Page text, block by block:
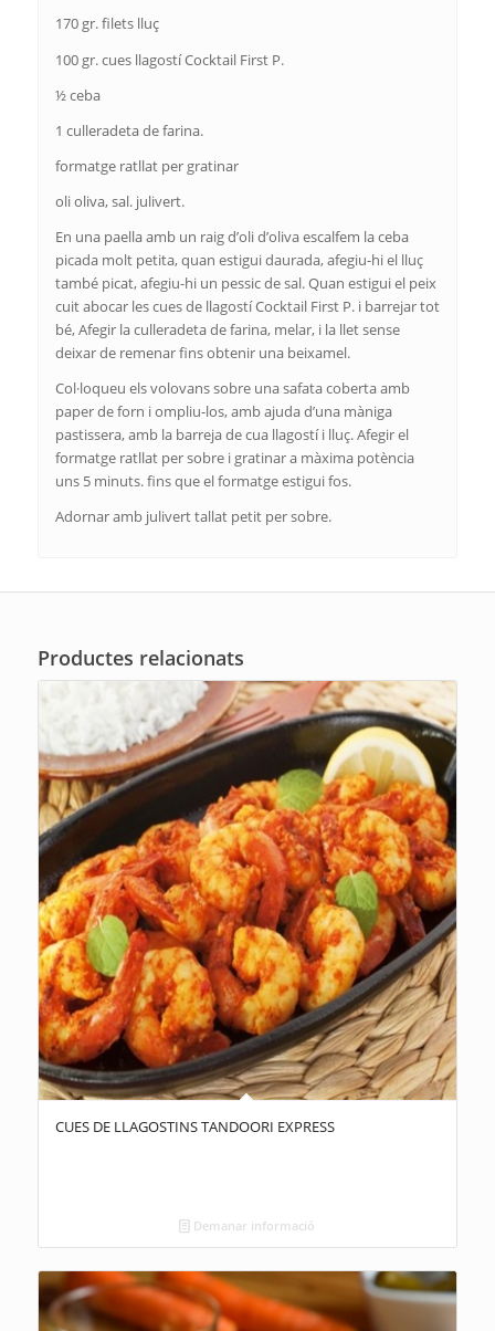
170 gr. filets lluç
100 gr. cues llagostí Cocktail First P.
½ ceba
1 culleradeta de farina.
formatge ratllat per gratinar
oli oliva, sal. julivert.
En una paella amb un raig d’oli d’oliva escalfem la ceba
picada molt petita, quan estigui daurada, afegiu-hi el lluç
també picat, afegiu-hi un pessic de sal. Quan estigui el peix
cuit abocar les cues de llagostí Cocktail First P. i barrejar tot
bé, Afegir la culleradeta de farina, melar, i la llet sense
deixar de remenar fins obtenir una beixamel.
Col·loqueu els volovans sobre una safata coberta amb
paper de forn i ompliu-los, amb ajuda d’una màniga
pastissera, amb la barreja de cua llagostí i lluç. Afegir el
formatge ratllat per sobre i gratinar a màxima potència
uns 5 minuts. fins que el formatge estigui fos.
Adornar amb julivert tallat petit per sobre.
Productes relacionats
CUES DE LLAGOSTINS TANDOORI EXPRESS
Demanar informació